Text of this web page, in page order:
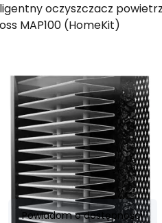
oczyszczacz
MAP100 (HomeKit)
Powiadom o dostępności